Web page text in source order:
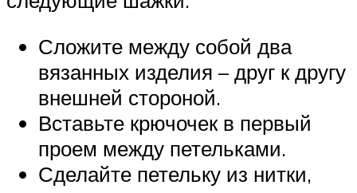
Сложите между собой два
вязанных изделия – друг к другу
внешней стороной.
Вставьте крючочек в первый
проем между петельками.
Сделайте петельку из нитки,